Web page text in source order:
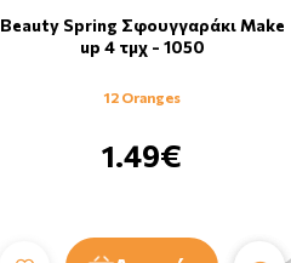
Beauty Spring Σφουγγαράκι Make
up 4 τμχ - 1050
12 Oranges
1.49€